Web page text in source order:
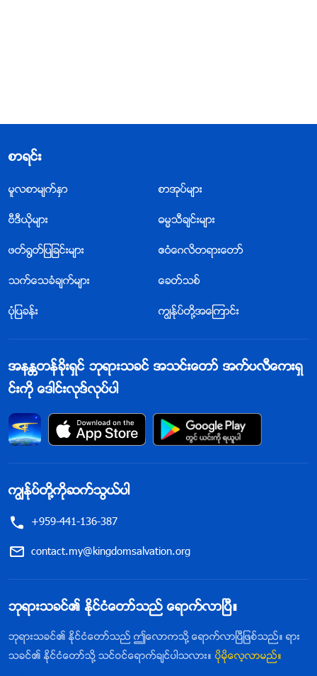
စာရင္း
မူလစာမ်က္ႏွာ စာအုပ္မ်ား
ဗီဒီယိုမ်ား ဓမၼသီခ်င္းမ်ား
ဖတ္႐ြတ္ျပျခင္းမ်ား ဧဝံေဂလိတရားေတာ္
သက္ေသခံခ်က္မ်ား ေခတ္သစ္
ပုံျပခန္း ကြၽန္ုပ္တို႔အေၾကာင္း
အနႏၲတန္ခိုးရွင္ ဘုရားသခင္ အသင္းေတာ္ အက္ပလီေကးရွ
င္းကို ေဒါင္းလုဒ္လုပ္ပါ
ကြၽန္ုပ္တို႔ကိုဆက္သြယ္ပါ
+959-441-136-387
contact.my@kingdomsalvation.org
ဘုရားသခင္၏ ႏိုင္ငံေတာ္သည္ ေရာက္လာၿပီ။
ဘုရားသခင္၏ ႏိုင္ငံေတာ္သည္ ဤေလာကသို႔ ေရာက္လာၿပီျဖစ္သည္။ ရား
သခင္၏ ႏိုင္ငံေတာ္သို႔ သင္ဝင္ေရာက္ခ်င္ပါသလား။ ပိုမိုေလ့လာမည္။